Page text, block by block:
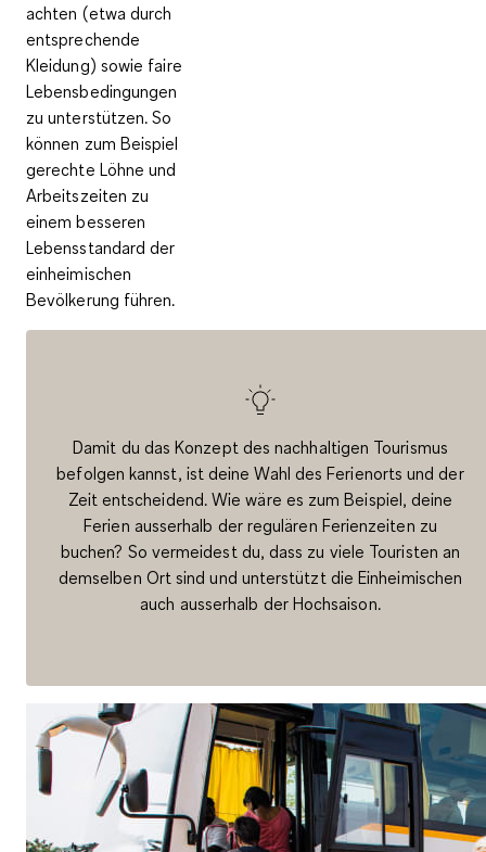
achten (etwa durch
entsprechende
Kleidung) sowie faire
Lebensbedingungen
zu unterstützen. So
können zum Beispiel
gerechte Löhne und
Arbeitszeiten zu
einem besseren
Lebensstandard der
einheimischen
Bevölkerung führen.
Damit du das Konzept des nachhaltigen Tourismus
befolgen kannst, ist deine Wahl des Ferienorts und der
Zeit entscheidend. Wie wäre es zum Beispiel, deine
Ferien ausserhalb der regulären Ferienzeiten zu
buchen? So vermeidest du, dass zu viele Touristen an
demselben Ort sind und unterstützt die Einheimischen
auch ausserhalb der Hochsaison.